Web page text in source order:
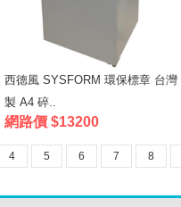
西德風 SYSFORM 環保標章 台灣
製 A4 碎..
網路價 $13200
4 5 6 7 8